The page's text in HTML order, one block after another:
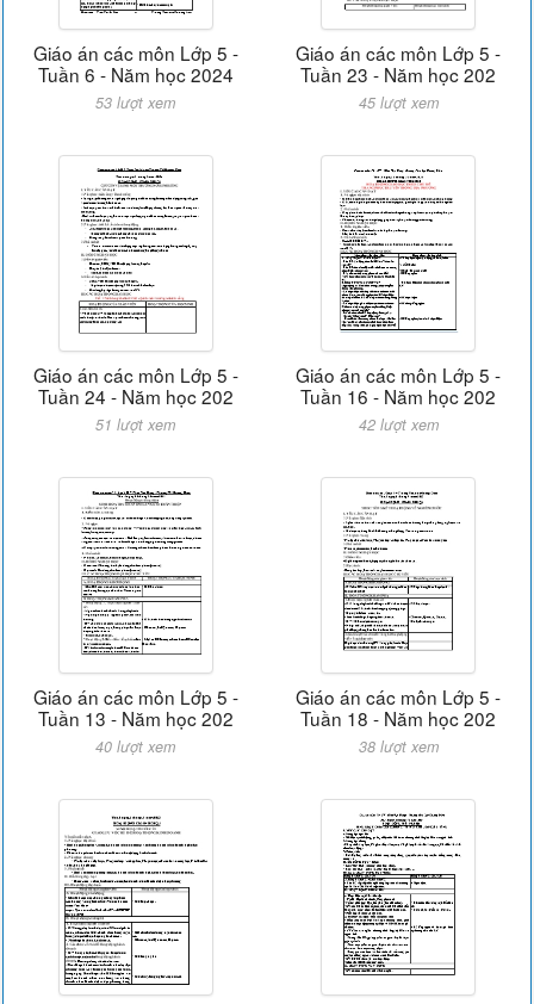
Giáo án các môn Lớp 5 -
Tuần 6 - Năm học 2024
53 lượt xem
Giáo án các môn Lớp 5 -
Tuần 23 - Năm học 202
45 lượt xem
Giáo án các môn Lớp 5 -
Tuần 24 - Năm học 202
51 lượt xem
Giáo án các môn Lớp 5 -
Tuần 16 - Năm học 202
42 lượt xem
Giáo án các môn Lớp 5 -
Tuần 13 - Năm học 202
40 lượt xem
Giáo án các môn Lớp 5 -
Tuần 18 - Năm học 202
38 lượt xem